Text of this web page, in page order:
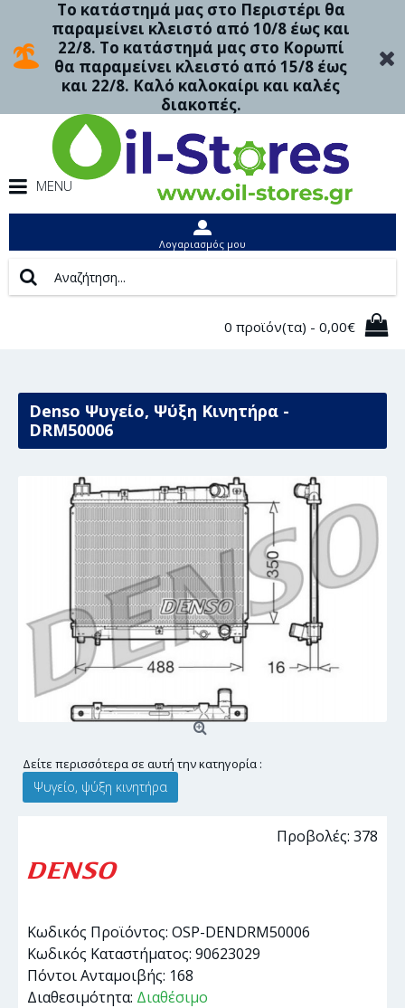
Το κατάστημά μας στο Περιστέρι θα
παραμείνει κλειστό από 10/8 έως και
22/8. Το κατάστημά μας στο Κορωπί
θα παραμείνει κλειστό από 15/8 έως
και 22/8. Καλό καλοκαίρι και καλές
διακοπές.
MENU
Λογαριασμός μου
0 προϊόν(τα) - 0,00€
Denso Ψυγείο, Ψύξη Κινητήρα -
DRM50006
Δείτε περισσότερα σε αυτή την κατηγορία :
Ψυγείο, ψύξη κινητήρα
Προβολές: 378
Κωδικός Προϊόντος: OSP-DENDRM50006
Κωδικός Καταστήματος: 90623029
Πόντοι Ανταμοιβής: 168
Διαθεσιμότητα: Διαθέσιμο